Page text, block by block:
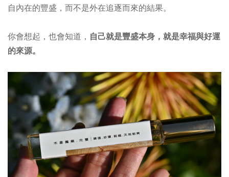
自內在的豐盛，而不是外在追逐而來的結果。
你會想起，也會知道， 自己就是豐盛本身，就是幸福與好運
的來源。